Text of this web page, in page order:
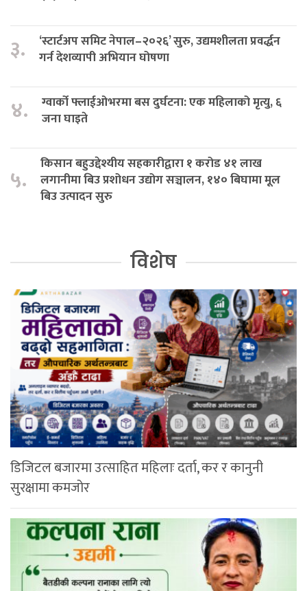
३.
‘स्टार्टअप समिट नेपाल–२०२६’ सुरु, उद्यमशीलता प्रवर्द्धन
गर्न देशव्यापी अभियान घोषणा
४.
ग्वार्को फ्लाईओभरमा बस दुर्घटना: एक महिलाको मृत्यु, ६
जना घाइते
५.
किसान बहुउद्देश्यीय सहकारीद्वारा १ करोड ४१ लाख
लगानीमा बिउ प्रशोधन उद्योग सञ्चालन, १४० बिघामा मूल
बिउ उत्पादन सुरु
विशेष
डिजिटल बजारमा उत्साहित महिलाः दर्ता, कर र कानुनी
सुरक्षामा कमजोर